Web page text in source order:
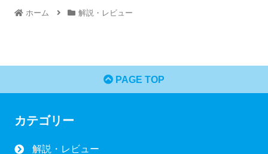
ホーム 解説・レビュー
PAGE TOP
カテゴリー
解説・レビュー